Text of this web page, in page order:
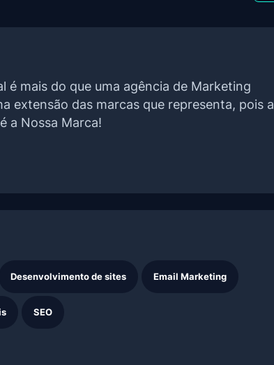
é mais do que uma agência de Marketing
extensão das marcas que representa, pois a
a Nossa Marca!
Desenvolvimento de sites Email Marketing
SEO